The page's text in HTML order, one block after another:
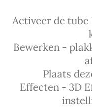
Activeer de tube
Bewerken -
Plaats
Effecten - 3D